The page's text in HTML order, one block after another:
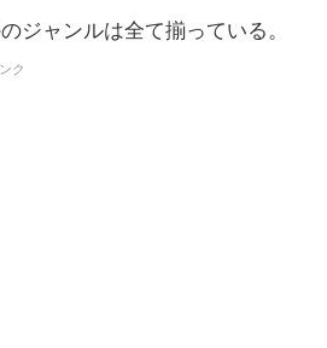
ジャンルは全て揃っている。
ク